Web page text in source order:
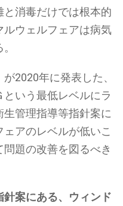
消毒だけでは根本的
ウェルフェアは病気
2020年に発表した、
いう最低レベルにラ
管理指導等指針案に
アのレベルが低いこ
題の改善を図るべき
案にある、ウィンド